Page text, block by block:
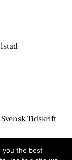
Tidskrift
you the best